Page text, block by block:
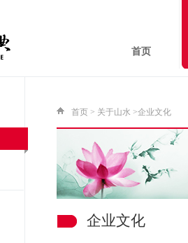
首页
首页 > 关于山水 >企业文化
企业文化